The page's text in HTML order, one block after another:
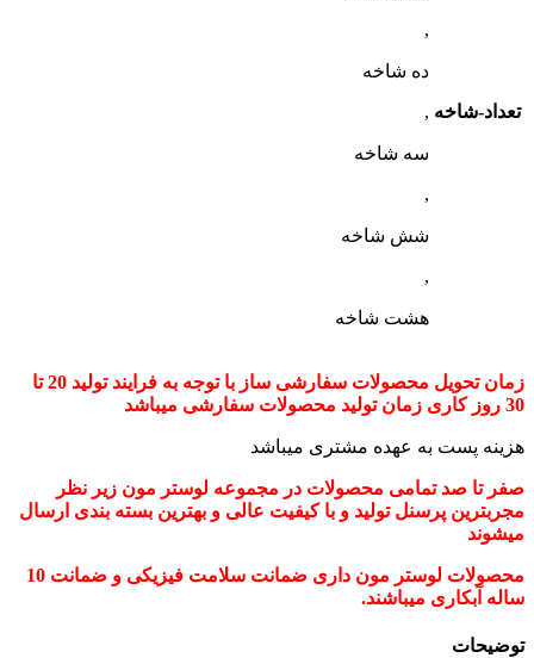
تعداد-شاخه
,
ده شاخه
,
سه شاخه
,
شش شاخه
,
هشت شاخه
زمان تحویل محصولات سفارشی ساز با توجه به فرایند تولید 20 تا
30 روز کاری زمان تولید محصولات سفارشی میباشد
هزینه پست به عهده مشتری میباشد
صفر تا صد تمامی محصولات در مجموعه لوستر مون زیر نظر
مجربترین پرسنل تولید و با کیفیت عالی و بهترین بسته بندی ارسال
میشوند
محصولات لوستر مون داری ضمانت سلامت فیزیکی و ضمانت 10
ساله آبکاری میباشند.
توضیحات